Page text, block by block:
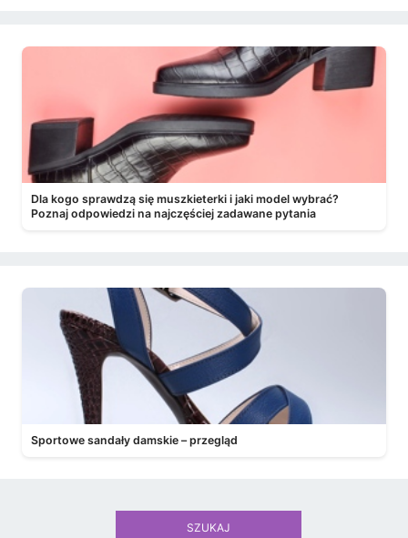
Dla kogo sprawdzą się muszkieterki i jaki model wybrać?
Poznaj odpowiedzi na najczęściej zadawane pytania
Sportowe sandały damskie – przegląd
SZUKAJ